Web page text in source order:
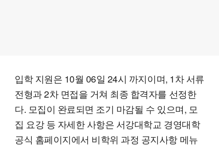
입학 지원은 10월 06일 24시 까지이며, 1차 서류
전형과 2차 면접을 거쳐 최종 합격자를 선정한
다. 모집이 완료되면 조기 마감될 수 있으며, 모
집 요강 등 자세한 사항은 서강대학교 경영대학
공식 홈페이지에서 비학위 과정 공지사항 메뉴